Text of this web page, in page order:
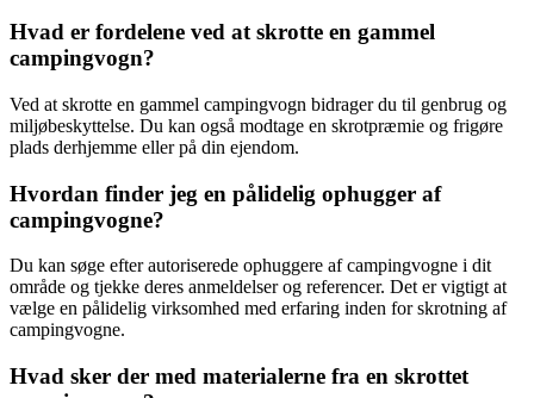
Hvad er fordelene ved at skrotte en gammel
campingvogn?
Ved at skrotte en gammel campingvogn bidrager du til genbrug og
miljøbeskyttelse. Du kan også modtage en skrotpræmie og frigøre
plads derhjemme eller på din ejendom.
Hvordan finder jeg en pålidelig ophugger af
campingvogne?
Du kan søge efter autoriserede ophuggere af campingvogne i dit
område og tjekke deres anmeldelser og referencer. Det er vigtigt at
vælge en pålidelig virksomhed med erfaring inden for skrotning af
campingvogne.
Hvad sker der med materialerne fra en skrottet